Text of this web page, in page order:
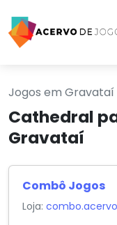
Jogos em Gravataí
Cathedral
Gravataí
Combô Jogos
Loja: